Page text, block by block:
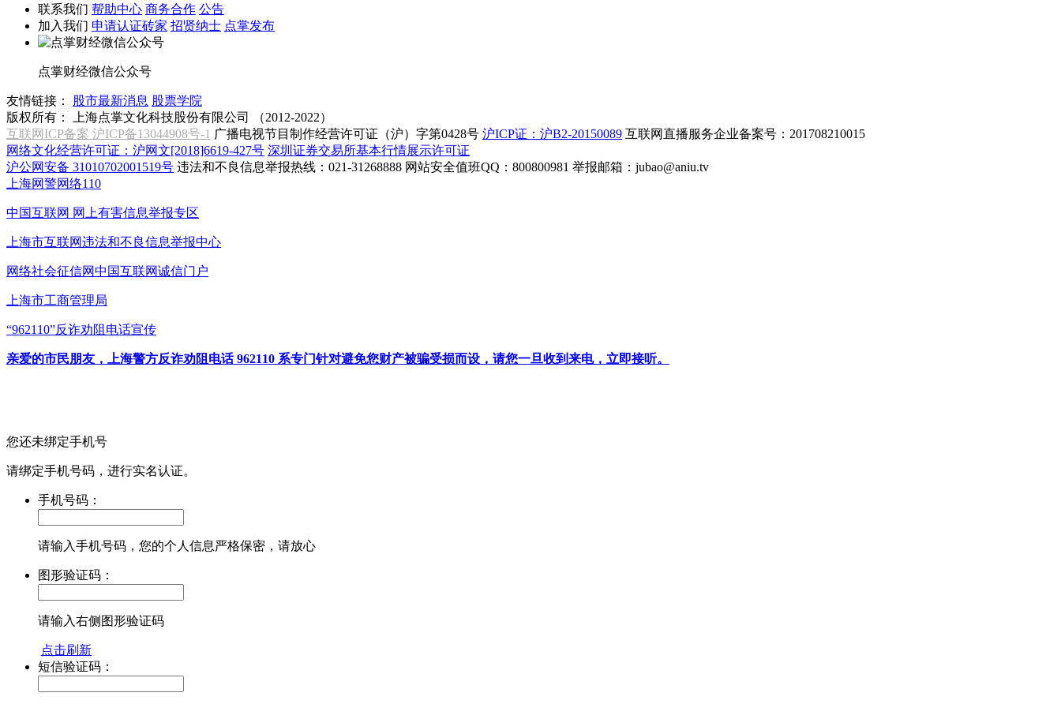
联系我们 帮助中心 商务合作 公告
加入我们 申请认证砖家 招贤纳士 点掌发布
点掌财经微信公众号
友情链接： 股市最新消息 股票学院
版权所有：
上海点掌文化科技股份有限公司 （2012-2022）
互联网ICP备案 沪ICP备13044908号-1 广播电视节目制作经营许可证（沪）字第0428号 沪ICP证：沪B2-20150089 互联网直播服务企业备案号：201708210015
网络文化经营许可证：沪网文[2018]6619-427号 深圳证券交易所基本行情展示许可证
沪公网安备 31010702001519号 违法和不良信息举报热线：021-31268888 网站安全值班QQ：800800981 举报邮箱： jubao@aniu.tv
上海网警网络110
中国互联网 网上有害信息举报专区
上海市互联网违法和不良信息举报中心
网络社会征信网中国互联网诚信门户
上海市工商管理局
“962110”反诈劝阻电话宣传
亲爱的市民朋友，上海警方反诈劝阻电话 962110 系专门针对避免您财产被骗受损而设，请您一旦收到来电，立即接听。
您还未绑定手机号
请绑定手机号码，进行实名认证。
手机号码：
请输入手机号码，您的个人信息严格保密，请放心
图形验证码：
请输入右侧图形验证码
点击刷新
短信验证码：